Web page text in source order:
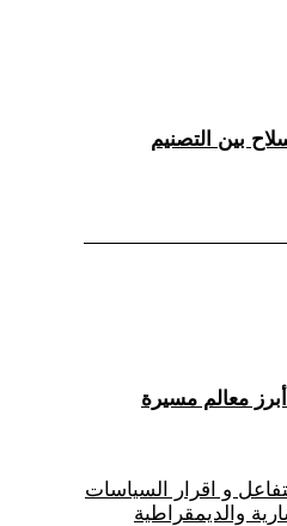
بين التصنيم
ال ٨٠ ما هي أبرز معالم مسيرة
و اقرار السياسات
والديمقراطية